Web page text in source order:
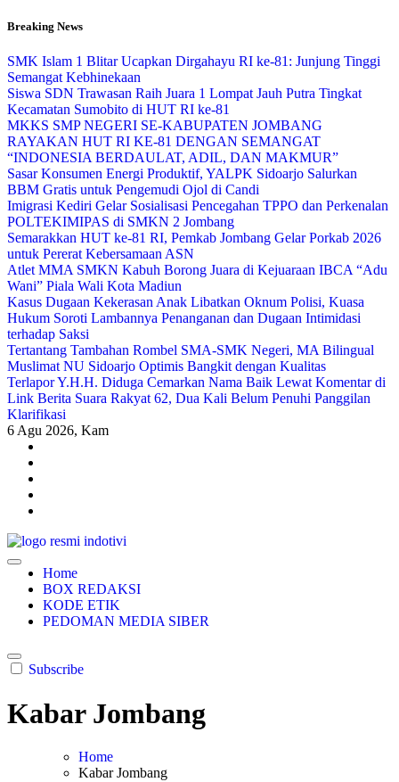
Skip
content
Breaking News
SMK Islam 1 Blitar Ucapkan Dirgahayu RI ke-81: Junjung Tinggi
Semangat Kebhinekaan
Siswa SDN Trawasan Raih Juara 1 Lompat Jauh Putra Tingkat
Kecamatan Sumobito di HUT RI ke-81
MKKS SMP NEGERI SE-KABUPATEN JOMBANG
RAYAKAN HUT RI KE-81 DENGAN SEMANGAT
“INDONESIA BERDAULAT, ADIL, DAN MAKMUR”
Sasar Konsumen Energi Produktif, YALPK Sidoarjo Salurkan
BBM Gratis untuk Pengemudi Ojol di Candi
Imigrasi Kediri Gelar Sosialisasi Pencegahan TPPO dan Perkenalan
POLTEKIMIPAS di SMKN 2 Jombang
Semarakkan HUT ke-81 RI, Pemkab Jombang Gelar Porkab 2026
untuk Pererat Kebersamaan ASN
Atlet MMA SMKN Kabuh Borong Juara di Kejuaraan IBCA “Adu
Wani” Piala Wali Kota Madiun
Kasus Dugaan Kekerasan Anak Libatkan Oknum Polisi, Kuasa
Hukum Soroti Lambannya Penanganan dan Dugaan Intimidasi
terhadap Saksi
Tertantang Tambahan Rombel SMA-SMK Negeri, MA Bilingual
Muslimat NU Sidoarjo Optimis Bangkit dengan Kualitas
Terlapor Y.H.H. Diduga Cemarkan Nama Baik Lewat Komentar di
Link Berita Suara Rakyat 62, Dua Kali Belum Penuhi Panggilan
Klarifikasi
6 Agu 2026, Kam
indotivi.com
Kabar Fakta, Akurat, Terinvestigasi
Home
BOX REDAKSI
KODE ETIK
PEDOMAN MEDIA SIBER
Subscribe
Kabar Jombang
Home
Kabar Jombang